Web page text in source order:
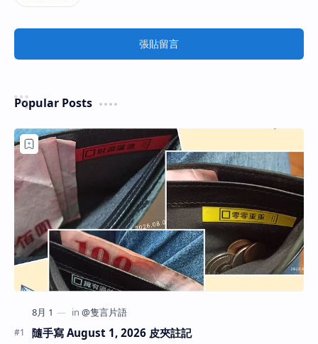
張貼留言
Popular Posts
隨手寫 August 1, 2026 皮夾註記